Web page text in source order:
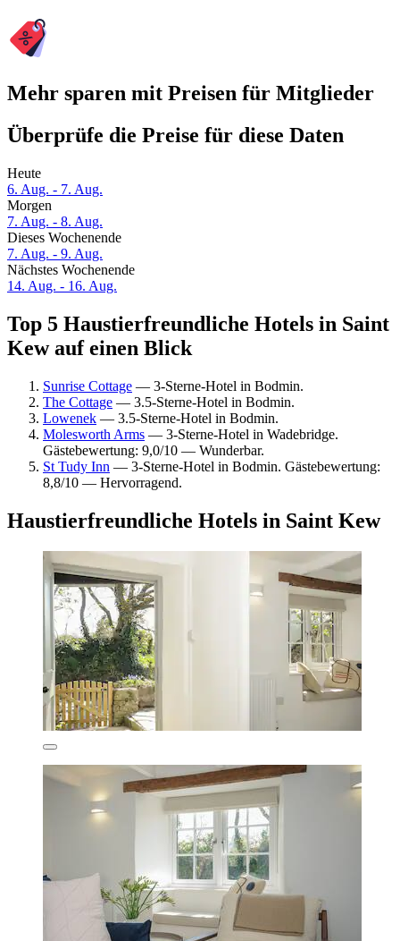
Mehr sparen mit Preisen für Mitglieder
Überprüfe die Preise für diese Daten
Heute
6. Aug. - 7. Aug.
Morgen
7. Aug. - 8. Aug.
Dieses Wochenende
7. Aug. - 9. Aug.
Nächstes Wochenende
14. Aug. - 16. Aug.
Top 5 Haustierfreundliche Hotels in Saint
Kew auf einen Blick
Sunrise Cottage — 3-Sterne-Hotel in Bodmin.
The Cottage — 3.5-Sterne-Hotel in Bodmin.
Lowenek — 3.5-Sterne-Hotel in Bodmin.
Molesworth Arms — 3-Sterne-Hotel in Wadebridge.
Gästebewertung: 9,0/10 — Wunderbar.
St Tudy Inn — 3-Sterne-Hotel in Bodmin. Gästebewertung:
8,8/10 — Hervorragend.
Haustierfreundliche Hotels in Saint Kew